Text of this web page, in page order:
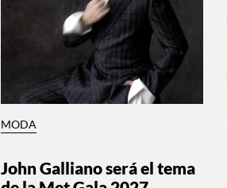
MODA
John Galliano será el tema